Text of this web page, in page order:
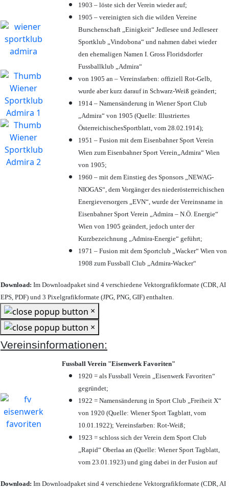
1903 – löste sich der Verein wieder auf;
1905 – vereinigten sich die wilden Vereine
Burschenschaft „Einigkeit“ Jedlesee und Jedleseer
Sportklub „Vindobona“ und nahmen dabei wieder
den ehemaligen Namen I. Gross Floridsdorfer
Fussballklub „Admira“
von 1905 an – Vereinsfarben: offiziell Rot-Gelb,
wurde aber kurz darauf in Schwarz-Weiß geändert;
1914 – Namensänderung in Wiener Sport Club
„Admira“ von 1905 (Quelle: Illustriertes
ÖsterreichischesSportblatt, vom 28.02.1914);
1951 – Fusion mit dem Eisenbahner Sport Verein
Wien zum Eisenbahner Sport Verein„Admira“ Wien
von 1905;
1960 – mit dem Einstieg des Sponsors „NEWAG-
NIOGAS“, dem Vorgänger des niederösterreichischen
Energieversorgers „EVN“, wurde der Vereinsname in
Eisenbahner Sport Verein „Admira – N.Ö. Energie“
Wien von 1905 geändert, jedoch unter der
Kurzbezeichnung „Admira-Energie“ geführt;
1971 – Fusion mit dem Sportclub „Wacker“ Wien von
1908 zum Fussball Club „Admira-Wacker“
Download: Im Downloadpaket sind 4 verschiedene Vektorgrafikformate (CDR, AI
EPS, PDF) und 3 Pixelgrafikformate (JPG, PNG, GIF) enthalten.
×
×
Vereinsinformationen:
Fussball Verein "Eisenwerk Favoriten"
1920 = als Fussball Verein „Eisenwerk Favoriten“
gegründet;
1922 = Namensänderung in Sport Club „Freiheit X“
von 1920 (Quelle: Wiener Sport Tagblatt, vom
10.01.1922); Vereinsfarben: Rot-Weiß;
1923 = schloss sich der Verein dem Sport Club
„Rapid“ Oberlaa an (Quelle: Wiener Sport Tagblatt,
vom 23.01.1923) und ging dabei in der Fusion auf
Download: Im Downloadpaket sind 4 verschiedene Vektorgrafikformate (CDR, AI